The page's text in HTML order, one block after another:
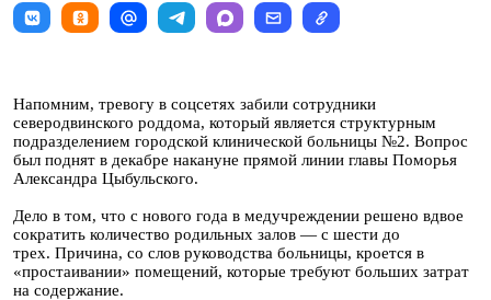
Напомним, тревогу в соцсетях забили сотрудники
северодвинского роддома, который является структурным
подразделением городской клинической больницы №2. Вопрос
был поднят в декабре накануне прямой линии главы Поморья
Александра Цыбульского.
Дело в том, что с нового года в медучреждении решено вдвое
сократить количество родильных залов — с шести до
трех. Причина, со слов руководства больницы, кроется в
«простаивании» помещений, которые требуют больших затрат
на содержание.